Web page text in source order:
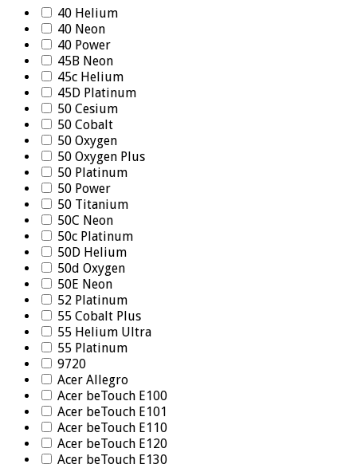
40 Helium
40 Neon
40 Power
45B Neon
45c Helium
45D Platinum
50 Cesium
50 Cobalt
50 Oxygen
50 Oxygen Plus
50 Platinum
50 Power
50 Titanium
50C Neon
50c Platinum
50D Helium
50d Oxygen
50E Neon
52 Platinum
55 Cobalt Plus
55 Helium Ultra
55 Platinum
9720
Acer Allegro
Acer beTouch E100
Acer beTouch E101
Acer beTouch E110
Acer beTouch E120
Acer beTouch E130